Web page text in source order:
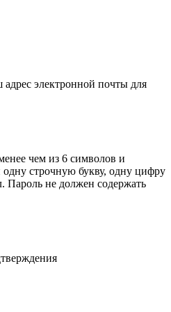
электронной почты для
чем из 6 символов и
одну строчную букву, одну цифру
Пароль не должен содержать